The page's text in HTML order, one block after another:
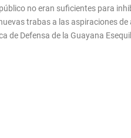
no eran suficientes para
trabas a las aspiraciones
de Defensa de la Guayana